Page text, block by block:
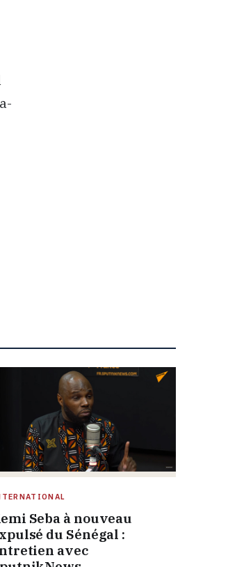
Seba à nouveau
du Sénégal :
avec